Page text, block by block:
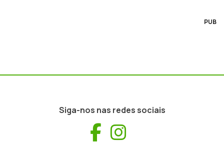
PUB
Siga-nos nas redes sociais
Facebook